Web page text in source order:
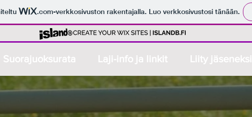
.com-verkkosivuston rakentajalla. Luo verkkosivustosi tänään.
Suorajuoksurata Laji-info ja linkit Liity jäseneksi